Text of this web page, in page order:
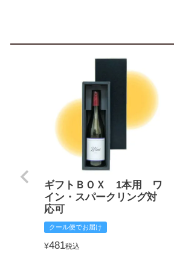
ギフトＢＯＸ 1本用 ワ
イン・スパークリング対
応可
クール便でお届け
¥481税込